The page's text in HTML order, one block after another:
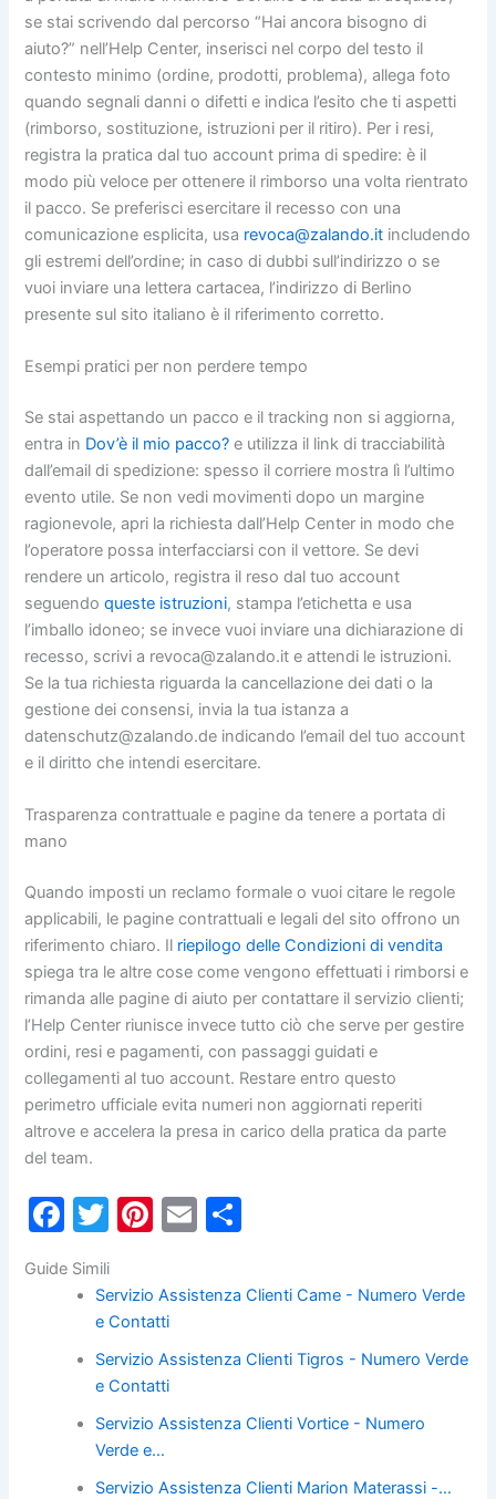
se stai scrivendo dal percorso “Hai ancora bisogno di
aiuto?” nell’Help Center, inserisci nel corpo del testo il
contesto minimo (ordine, prodotti, problema), allega foto
quando segnali danni o difetti e indica l’esito che ti aspetti
(rimborso, sostituzione, istruzioni per il ritiro). Per i resi,
registra la pratica dal tuo account prima di spedire: è il
modo più veloce per ottenere il rimborso una volta rientrato
il pacco. Se preferisci esercitare il recesso con una
comunicazione esplicita, usa revoca@zalando.it includendo
gli estremi dell’ordine; in caso di dubbi sull’indirizzo o se
vuoi inviare una lettera cartacea, l’indirizzo di Berlino
presente sul sito italiano è il riferimento corretto.
Esempi pratici per non perdere tempo
Se stai aspettando un pacco e il tracking non si aggiorna,
entra in Dov’è il mio pacco? e utilizza il link di tracciabilità
dall’email di spedizione: spesso il corriere mostra lì l’ultimo
evento utile. Se non vedi movimenti dopo un margine
ragionevole, apri la richiesta dall’Help Center in modo che
l’operatore possa interfacciarsi con il vettore. Se devi
rendere un articolo, registra il reso dal tuo account
seguendoqueste istruzioni, stampa l’etichetta e usa
l’imballo idoneo; se invece vuoi inviare una dichiarazione di
recesso, scrivi a revoca@zalando.it e attendi le istruzioni.
Se la tua richiesta riguarda la cancellazione dei dati o la
gestione dei consensi, invia la tua istanza a
datenschutz@zalando.de indicando l’email del tuo account
e il diritto che intendi esercitare.
Trasparenza contrattuale e pagine da tenere a portata di
mano
Quando imposti un reclamo formale o vuoi citare le regole
applicabili, le pagine contrattuali e legali del sito offrono un
riferimento chiaro. Il riepilogo delle Condizioni di vendita
spiega tra le altre cose come vengono effettuati i rimborsi e
rimanda alle pagine di aiuto per contattare il servizio clienti;
l’Help Center riunisce invece tutto ciò che serve per gestire
ordini, resi e pagamenti, con passaggi guidati e
collegamenti al tuo account. Restare entro questo
perimetro ufficiale evita numeri non aggiornati reperiti
altrove e accelera la presa in carico della pratica da parte
del team.
F
c
b
o
T
itt
er
Pi
er
e
st
E
ai n
vi
Guide Simili
Servizio Assistenza Clienti Came - Numero Verde
e Contatti
Servizio Assistenza Clienti Tigros - Numero Verde
e Contatti
Servizio Assistenza Clienti Vortice - Numero
Verde e…
Servizio Assistenza Clienti Marion Materassi -…